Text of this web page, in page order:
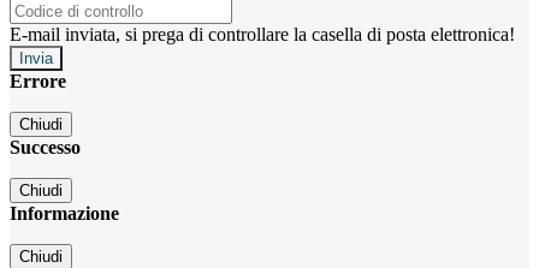
E-mail inviata, si prega di controllare la casella di posta elettronica!
Errore
Chiudi
Successo
Chiudi
Informazione
Chiudi